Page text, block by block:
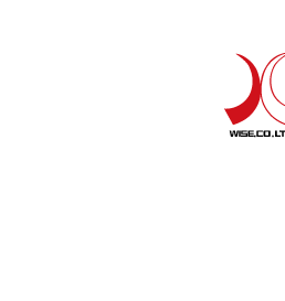
TOP
滑
製造